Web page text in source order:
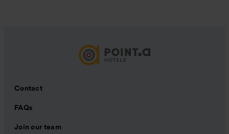
Contact
FAQs
Join our team